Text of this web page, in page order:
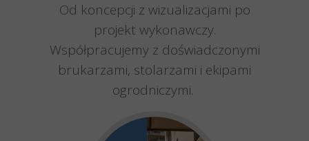
Od koncepcji z wizualizacjami po
projekt wykonawczy.
Współpracujemy z doświadczonymi
brukarzami, stolarzami i ekipami
ogrodniczymi.